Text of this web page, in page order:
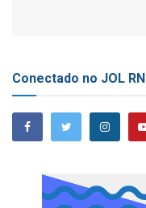
Conectado no JOL RN